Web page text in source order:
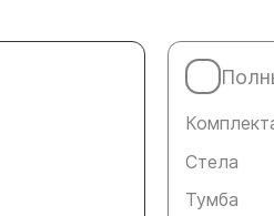
Стела
Тумба